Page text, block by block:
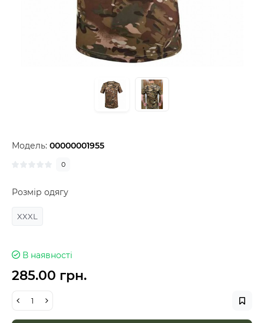
Модель: 00000001955
0
Розмір одягу
XXXL
В наявності
285.00 грн.